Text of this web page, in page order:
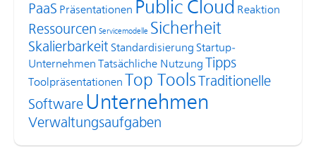
PaaS Präsentationen Public Cloud Reaktion
Ressourcen Servicemodelle Sicherheit
Skalierbarkeit Standardisierung Startup-
Unternehmen Tatsächliche Nutzung Tipps
Toolpräsentationen Top Tools
Traditionelle
Software Unternehmen
Verwaltungsaufgaben